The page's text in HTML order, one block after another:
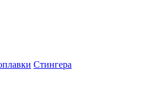
Стингера